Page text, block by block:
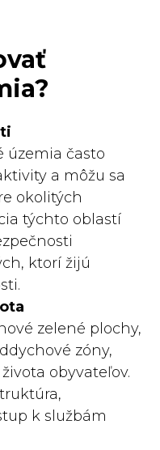
územia často
a môžu sa
okolitých
týchto oblastí
ktorí žijú
zelené plochy,
zóny,
obyvateľov.
k službám